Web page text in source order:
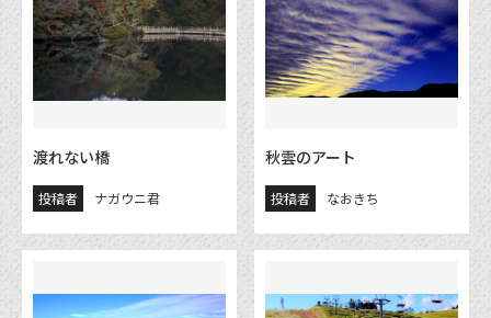
渡れない橋
投稿者 ナガウニ君
秋雲のアート
投稿者 なおきち